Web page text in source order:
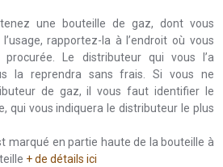
une bouteille de gaz, dont vous
l’usage, rapportez-la à l’endroit où vous
procurée. Le distributeur qui vous l’a
la reprendra sans frais. Si vous ne
de gaz, il vous faut identifier le
qui vous indiquera le distributeur le plus
marqué en partie haute de la bouteille à
+ de détails ici